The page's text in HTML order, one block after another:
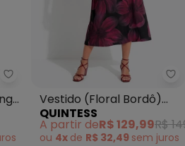
Outlet - Vestido Midi Manga
Vestido (Floral Bordô)
em Malha Fria
QUINTESS
A partir deR$ 129,99R$
ou 4x de R$ 32,49 sem juros